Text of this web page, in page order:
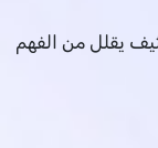
يقلل من الفهم